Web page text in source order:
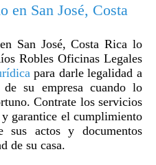
en San José, Costa
San José, Costa Rica lo
Robles Oficinas Legales
para darle legalidad a
su empresa cuando lo
Contrate los servicios
garantice el cumplimiento
sus actos y documentos
de su casa.